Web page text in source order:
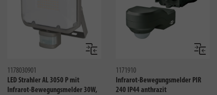
Vergleichen
1178030901
LED Strahler AL 3050 P mit
Infrarot-Bewegungsmelder 30W,
1171910
Infrarot-Bewegungsmelder PIR
240 IP44 anthrazit